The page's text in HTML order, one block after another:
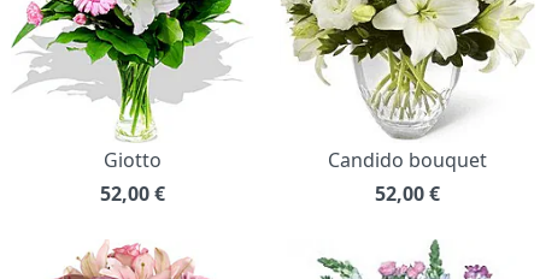
Giotto
52,00€
Candido bouquet
52,00€